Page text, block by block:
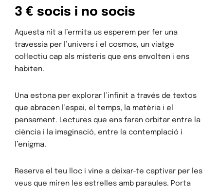
3 € socis i no socis
Aquesta nit a l’ermita us esperem per fer una
travessia per l’univers i el cosmos, un viatge
col·lectiu cap als misteris que ens envolten i ens
habiten.
Una estona per explorar l’infinit a través de textos
que abracen l’espai, el temps, la matèria i el
pensament. Lectures que ens faran orbitar entre la
ciència i la imaginació, entre la contemplació i
l’enigma.
Reserva el teu lloc i vine a deixar-te captivar per les
veus que miren les estrelles amb paraules. Porta